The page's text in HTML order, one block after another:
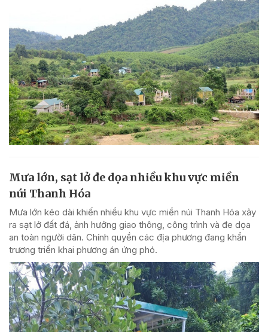
Mưa lớn, sạt lở đe dọa nhiều khu vực miền
núi Thanh Hóa
Mưa lớn kéo dài khiến nhiều khu vực miền núi Thanh Hóa xảy
ra sạt lở đất đá, ảnh hưởng giao thông, công trình và đe dọa
an toàn người dân. Chính quyền các địa phương đang khẩn
trương triển khai phương án ứng phó.